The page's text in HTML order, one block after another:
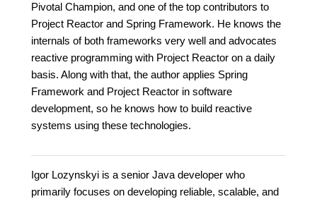
Pivotal Champion, and one of the top contributors to
Project Reactor and Spring Framework. He knows the
internals of both frameworks very well and advocates
reactive programming with Project Reactor on a daily
basis. Along with that, the author applies Spring
Framework and Project Reactor in software
development, so he knows how to build reactive
systems using these technologies.
Igor Lozynskyi is a senior Java developer who
primarily focuses on developing reliable, scalable, and